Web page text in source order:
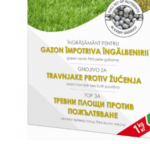
Diverse
Seminte legume
Plante medicinale
Seminte broccoli
Seminte ceapa
Seminte de Gulii